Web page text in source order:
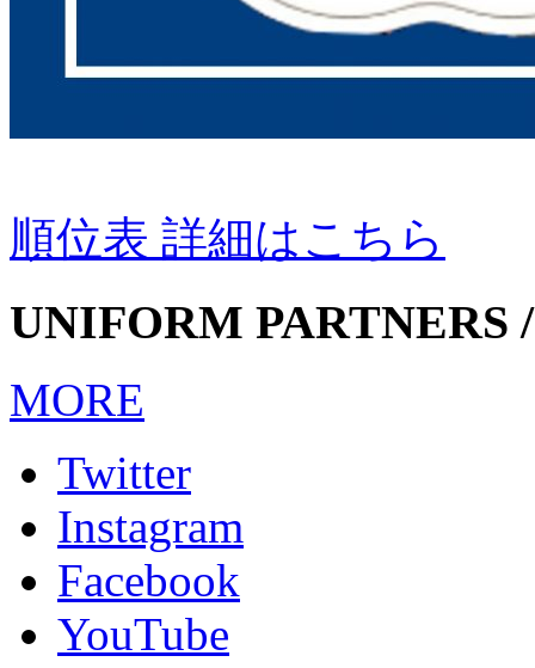
順位表 詳細はこちら
UNIFORM PARTNERS
MORE
Twitter
Instagram
Facebook
YouTube